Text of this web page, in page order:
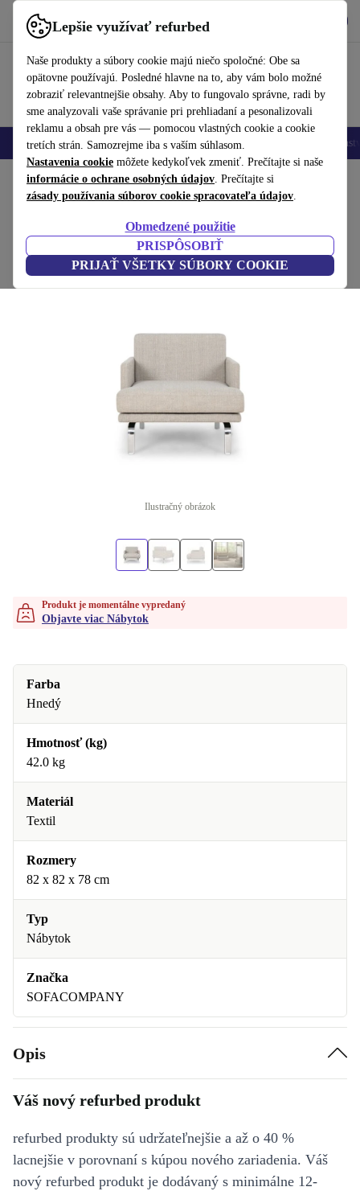
Lepšie využívať refurbed
Naše produkty a súbory cookie majú niečo spoločné: Obe sa
opätovne používajú. Posledné hlavne na to, aby vám bolo možné
zobraziť relevantnejšie obsahy. Aby to fungovalo správne, radi by
sme analyzovali vaše správanie pri prehliadaní a pesonalizovali
reklamu a obsah pre vás — pomocou vlastných cookie a cookie
tretích strán. Samozrejme iba s vaším súhlasom.
Nastavenia cookie môžete kedykoľvek zmeniť. Prečítajte si naše
informácie o ochrane osobných údajov. Prečítajte si
zásady používania súborov cookie spracovateľa údajov.
Obmedzené použitie
PRISPÔSOBIŤ
PRIJAŤ VŠETKY SÚBORY COOKIE
používať refurbed rýchlo a jednoducho
Mobilné telefóny Laptopy Tablety Inteligentné hodinky
Domov Produkty Domácnosť Nábytok
Ernest kreslo Vega Sand Dune
hnedá
(Zbieranie recenzií)
Ilustračný obrázok
Produkt je momentálne vypredaný
Objavte viac Nábytok
Farba
Hnedý
Hmotnosť (kg)
42.0 kg
Materiál
Textil
Rozmery
82 x 82 x 78 cm
Typ
Nábytok
Značka
SOFACOMPANY
Opis
Váš nový refurbed produkt
refurbed produkty sú udržateľnejšie a až o 40 %
lacnejšie v porovnaní s kúpou nového zariadenia. Váš
nový refurbed produkt je dodávaný s minimálne 12-